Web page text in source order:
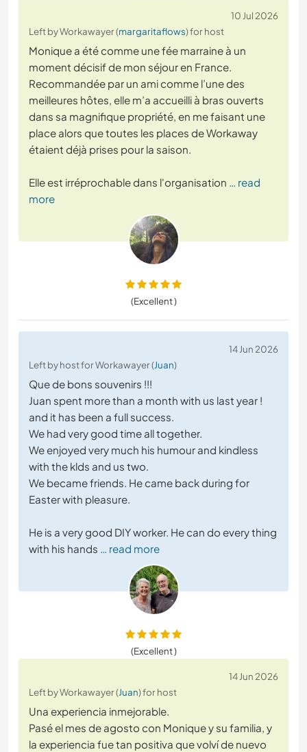
10 Jul 2026
Left by Workawayer (margaritaflows) for host
Monique a été comme une fée marraine à un
moment décisif de mon séjour en France.
Recommandée par un ami comme l’une des
meilleures hôtes, elle m’a accueilli à bras ouverts
dans sa magnifique propriété, en me faisant une
place alors que toutes les places de Workaway
étaient déjà prises pour la saison.
Elle est irréprochable dans l'organisation … read
more
(Excellent )
14 Jun 2026
Left by host for Workawayer (Juan)
Que de bons souvenirs !!!
Juan spent more than a month with us last year !
and it has been a full success.
We had very good time all together.
We enjoyed very much his humour and kindless
with the klds and us two.
We became friends. He came back during for
Easter with pleasure.
He is a very good DIY worker. He can do every thing
with his hands … read more
(Excellent )
14 Jun 2026
Left by Workawayer (Juan) for host
Una experiencia inmejorable.
Pasé el mes de agosto con Monique y su familia, y
la experiencia fue tan positiva que volví de nuevo